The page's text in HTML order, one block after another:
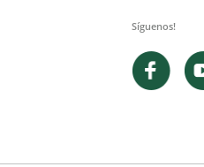
Síguenos!